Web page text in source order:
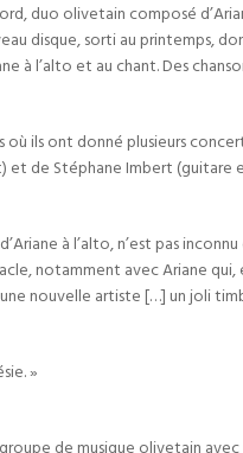
duo olivetain composé
disque, sorti au
à l’alto et au chant. Des
ils ont donné plusieurs
et de Stéphane Imbert
à l’alto, n’est pas
notamment avec Ariane
nouvelle artiste […] un joli
»